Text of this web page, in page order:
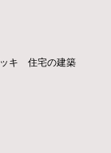
ッキ 住宅の建築